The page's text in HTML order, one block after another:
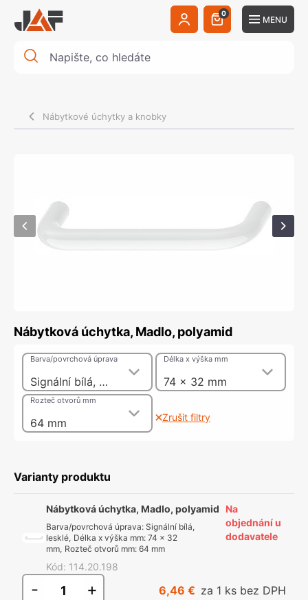
0
MENU
Nábytkové úchytky a knobky
Nábytková úchytka, Madlo, polyamid
Signální bílá, lesklé
Barva/povrchová úprava
74 x 32 mm
Délka x výška mm
64 mm
Rozteč otvorů mm
Zrušit filtry
Varianty produktu
Nábytková úchytka, Madlo, polyamid
Barva/povrchová úprava: Signální bílá,
lesklé, Délka x výška mm:74 x 32
mm, Rozteč otvorů mm:64 mm
Kód: 114.20.198
Na
objednání u
dodavatele
- + 6,46 € za 1 ks bez DPH